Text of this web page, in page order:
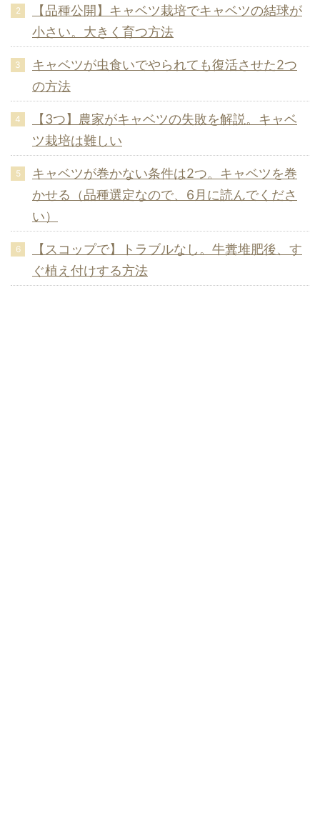
【品種公開】キャベツ栽培でキャベツの結球が
小さい。大きく育つ方法
キャベツが虫食いでやられても復活させた2つ
の方法
【3つ】農家がキャベツの失敗を解説。キャベ
ツ栽培は難しい
キャベツが巻かない条件は2つ。キャベツを巻
かせる（品種選定なので、6月に読んでくださ
い）
【スコップで】トラブルなし。牛糞堆肥後、す
ぐ植え付けする方法